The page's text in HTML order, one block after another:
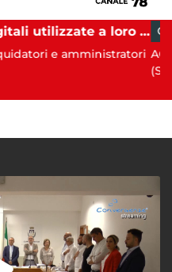
Firme digitali utilizzate a loro insaputa: 9 indagati nel Vallo di Diano CRONACA
AGROPOLI.